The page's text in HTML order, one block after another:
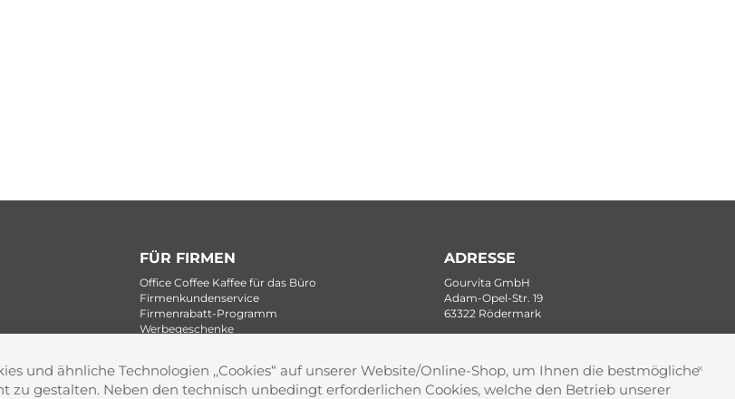
FÜR FIRMEN
Office Coffee Kaffee für das Büro
Firmenkundenservice
Firmenrabatt-Programm
Werbegeschenke
ADRESSE
Gourvita GmbH
Adam-Opel-Str. 19
63322 Rödermark
und ähnliche Technologien ,,Cookies“ auf unserer Website/Online-Shop, um Ihnen die bestmögliche
gestalten. Neben den technisch unbedingt erforderlichen Cookies, welche den Betrieb unserer